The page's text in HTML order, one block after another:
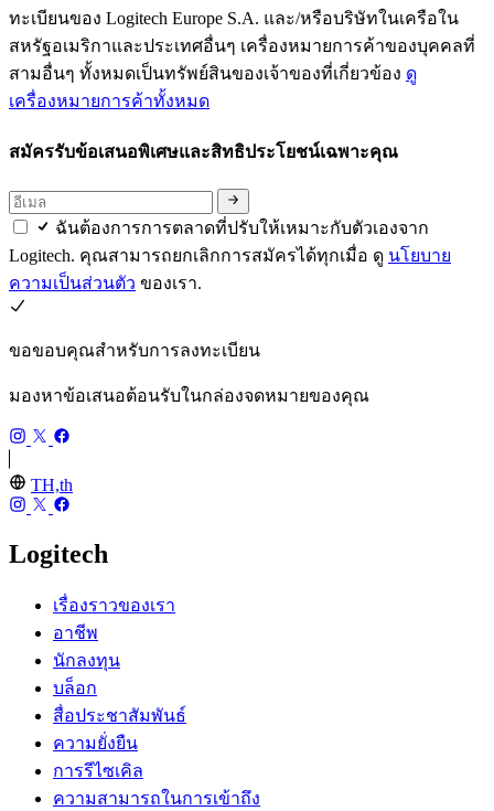
ทะเบียนของ Logitech Europe S.A. และ/หรือบริษัทในเครือใน
สหรัฐอเมริกาและประเทศอื่นๆ เครื่องหมายการค้าของบุคคลที่
สามอื่นๆ ทั้งหมดเป็นทรัพย์สินของเจ้าของที่เกี่ยวข้อง ดู
เครื่องหมายการค้าทั้งหมด
สมัครรับข้อเสนอพิเศษและสิทธิประโยชน์เฉพาะคุณ
ฉันต้องการการตลาดที่ปรับให้เหมาะกับตัวเองจาก
Logitech. คุณสามารถยกเลิกการสมัครได้ทุกเมื่อ ดู นโยบาย
ความเป็นส่วนตัว ของเรา.
ขอขอบคุณสำหรับการลงทะเบียน
มองหาข้อเสนอต้อนรับในกล่องจดหมายของคุณ
TH,th
Logitech
เรื่องราวของเรา
อาชีพ
นักลงทุน
บล็อก
สื่อประชาสัมพันธ์
ความยั่งยืน
การรีไซเคิล
ความสามารถในการเข้าถึง